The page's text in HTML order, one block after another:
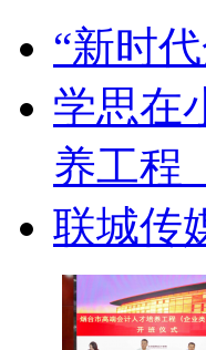
“新时
学思在
养工程
联城传